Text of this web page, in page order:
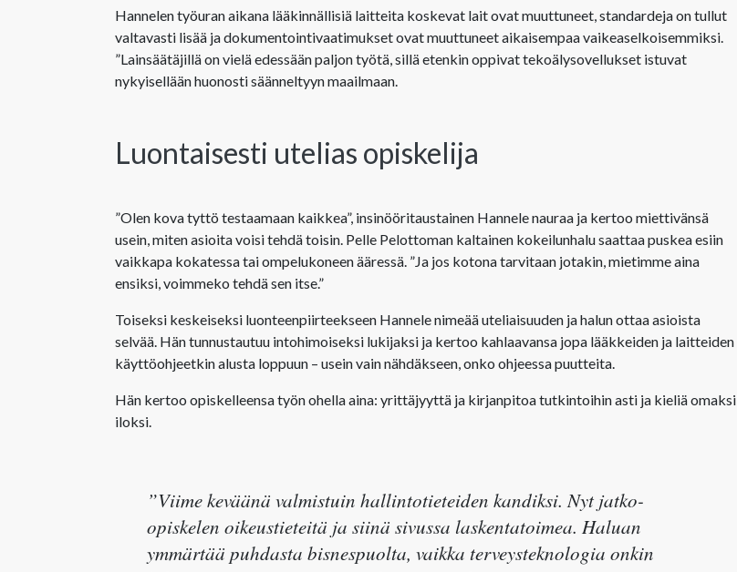
Hannelen työuran aikana lääkinnällisiä laitteita koskevat lait ovat muuttuneet, standardeja on tullut
valtavasti lisää ja dokumentointivaatimukset ovat muuttuneet aikaisempaa vaikeaselkoisemmiksi.
”Lainsäätäjillä on vielä edessään paljon työtä, sillä etenkin oppivat tekoälysovellukset istuvat
nykyisellään huonosti säänneltyyn maailmaan.
Luontaisesti utelias opiskelija
”Olen kova tyttö testaamaan kaikkea”, insinööritaustainen Hannele nauraa ja kertoo miettivänsä
usein, miten asioita voisi tehdä toisin. Pelle Pelottoman kaltainen kokeilunhalu saattaa puskea esiin
vaikkapa kokatessa tai ompelukoneen ääressä. ”Ja jos kotona tarvitaan jotakin, mietimme aina
ensiksi, voimmeko tehdä sen itse.”
Toiseksi keskeiseksi luonteenpiirteekseen Hannele nimeää uteliaisuuden ja halun ottaa asioista
selvää. Hän tunnustautuu intohimoiseksi lukijaksi ja kertoo kahlaavansa jopa lääkkeiden ja laitteiden
käyttöohjeetkin alusta loppuun – usein vain nähdäkseen, onko ohjeessa puutteita.
Hän kertoo opiskelleensa työn ohella aina: yrittäjyyttä ja kirjanpitoa tutkintoihin asti ja kieliä omaksi
iloksi.
”Viime keväänä valmistuin hallintotieteiden kandiksi. Nyt jatko-
opiskelen oikeustieteitä ja siinä sivussa laskentatoimea. Haluan
ymmärtää puhdasta bisnespuolta, vaikka terveysteknologia onkin